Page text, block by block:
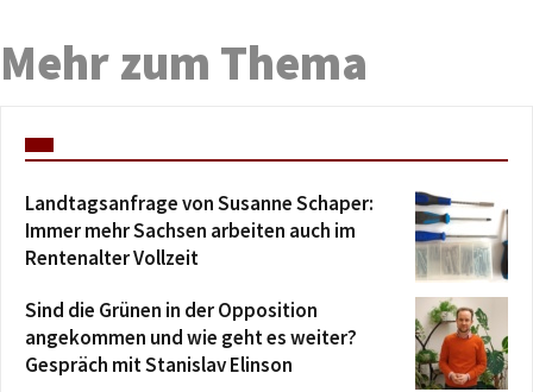
Mehr zum Thema
Landtagsanfrage von Susanne Schaper:
Immer mehr Sachsen arbeiten auch im
Rentenalter Vollzeit
Sind die Grünen in der Opposition
angekommen und wie geht es weiter?
Gespräch mit Stanislav Elinson